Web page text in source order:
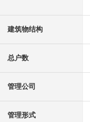
建筑物结构
总户数
管理公司
管理形式